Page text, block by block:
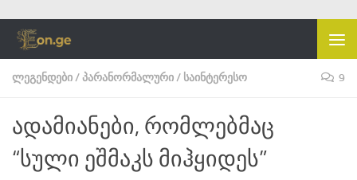
Skip to content
ᲚᲔᲒᲔᲜᲓᲔᲑᲘ/ᲞᲐᲠᲐᲜᲝᲠᲛᲐᲚᲣᲠᲘ/ ᲡᲐᲘᲜᲢᲔᲠᲔᲡᲝ 9
ადამიანები, რომლებმაც
“სული ეშმაკს მიჰყიდეს”